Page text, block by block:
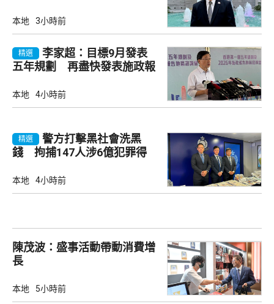
本地 3小時前
精選
李家超：目標9月發表
五年規劃 再盡快發表施政報
本地 4小時前
精選
警方打擊黑社會洗黑
錢 拘捕147人涉6億犯罪得
本地 4小時前
陳茂波：盛事活動帶動消費增
長
本地 5小時前